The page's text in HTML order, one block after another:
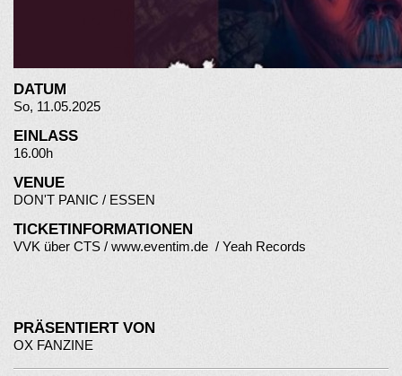
DATUM
So, 11.05.2025
EINLASS
16.00h
VENUE
DON'T PANIC / ESSEN
TICKETINFORMATIONEN
VVK über CTS /www.eventim.de / Yeah Records
PRÄSENTIERT VON
OX FANZINE